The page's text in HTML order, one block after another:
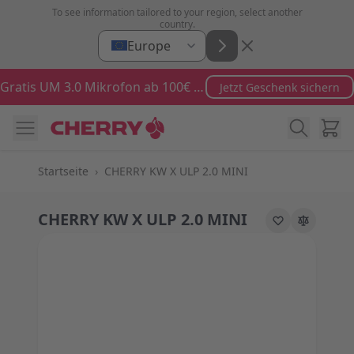
Zum Inhalt springen
To see information tailored to your region, select another
country.
Europe
Gratis UM 3.0 Mikrofon ab 100€ Bestellwert Jetzt Geschenk sichern
Startseite › CHERRY KW X ULP 2.0 MINI
CHERRY KW X ULP 2.0 MINI